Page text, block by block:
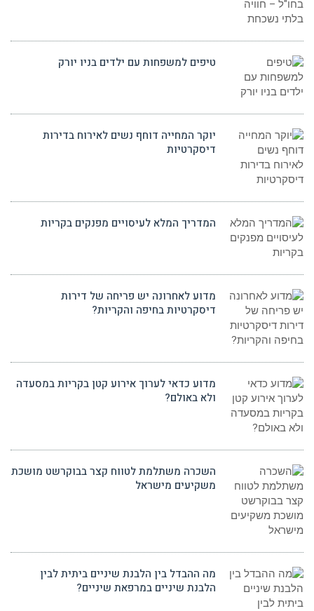
טיפים למשפחות עם ילדים בניו יורק
יוקר המחייה דוחף נשים לאירוח בדירות
דיסקרטיות
המדריך המלא לעיסויים מפנקים בקריות
מדוע לאחרונה יש פריחה של דירות
דיסקרטיות בחיפה והקריות?
מדוע כדאי לערוך אירוע קטן בקריות במסעדה
ולא באולם?
השכרה משתלמת לטווח קצר בבוקרשט מושכת
משקיעים מישראל
מה ההבדל בין הלבנת שיניים ביתית לבין
הלבנת שיניים במרפאת שיניים?